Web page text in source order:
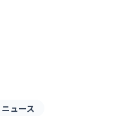
ニュース